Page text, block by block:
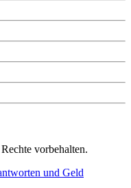
vorbehalten.